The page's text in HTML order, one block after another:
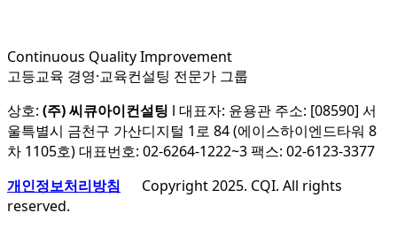
Continuous Quality Improvement
고등교육 경영·교육컨설팅 전문가 그룹
상호: (주) 씨큐아이컨설팅 l 대표자: 윤용관 주소: [08590] 서
울특별시 금천구 가산디지털 1로 84 (에이스하이엔드타워 8
차 1105호) 대표번호: 02-6264-1222~3 팩스: 02-6123-3377
개인정보처리방침 Copyright 2025. CQI. All rights
reserved.